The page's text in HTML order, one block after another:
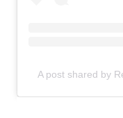
A post shared by